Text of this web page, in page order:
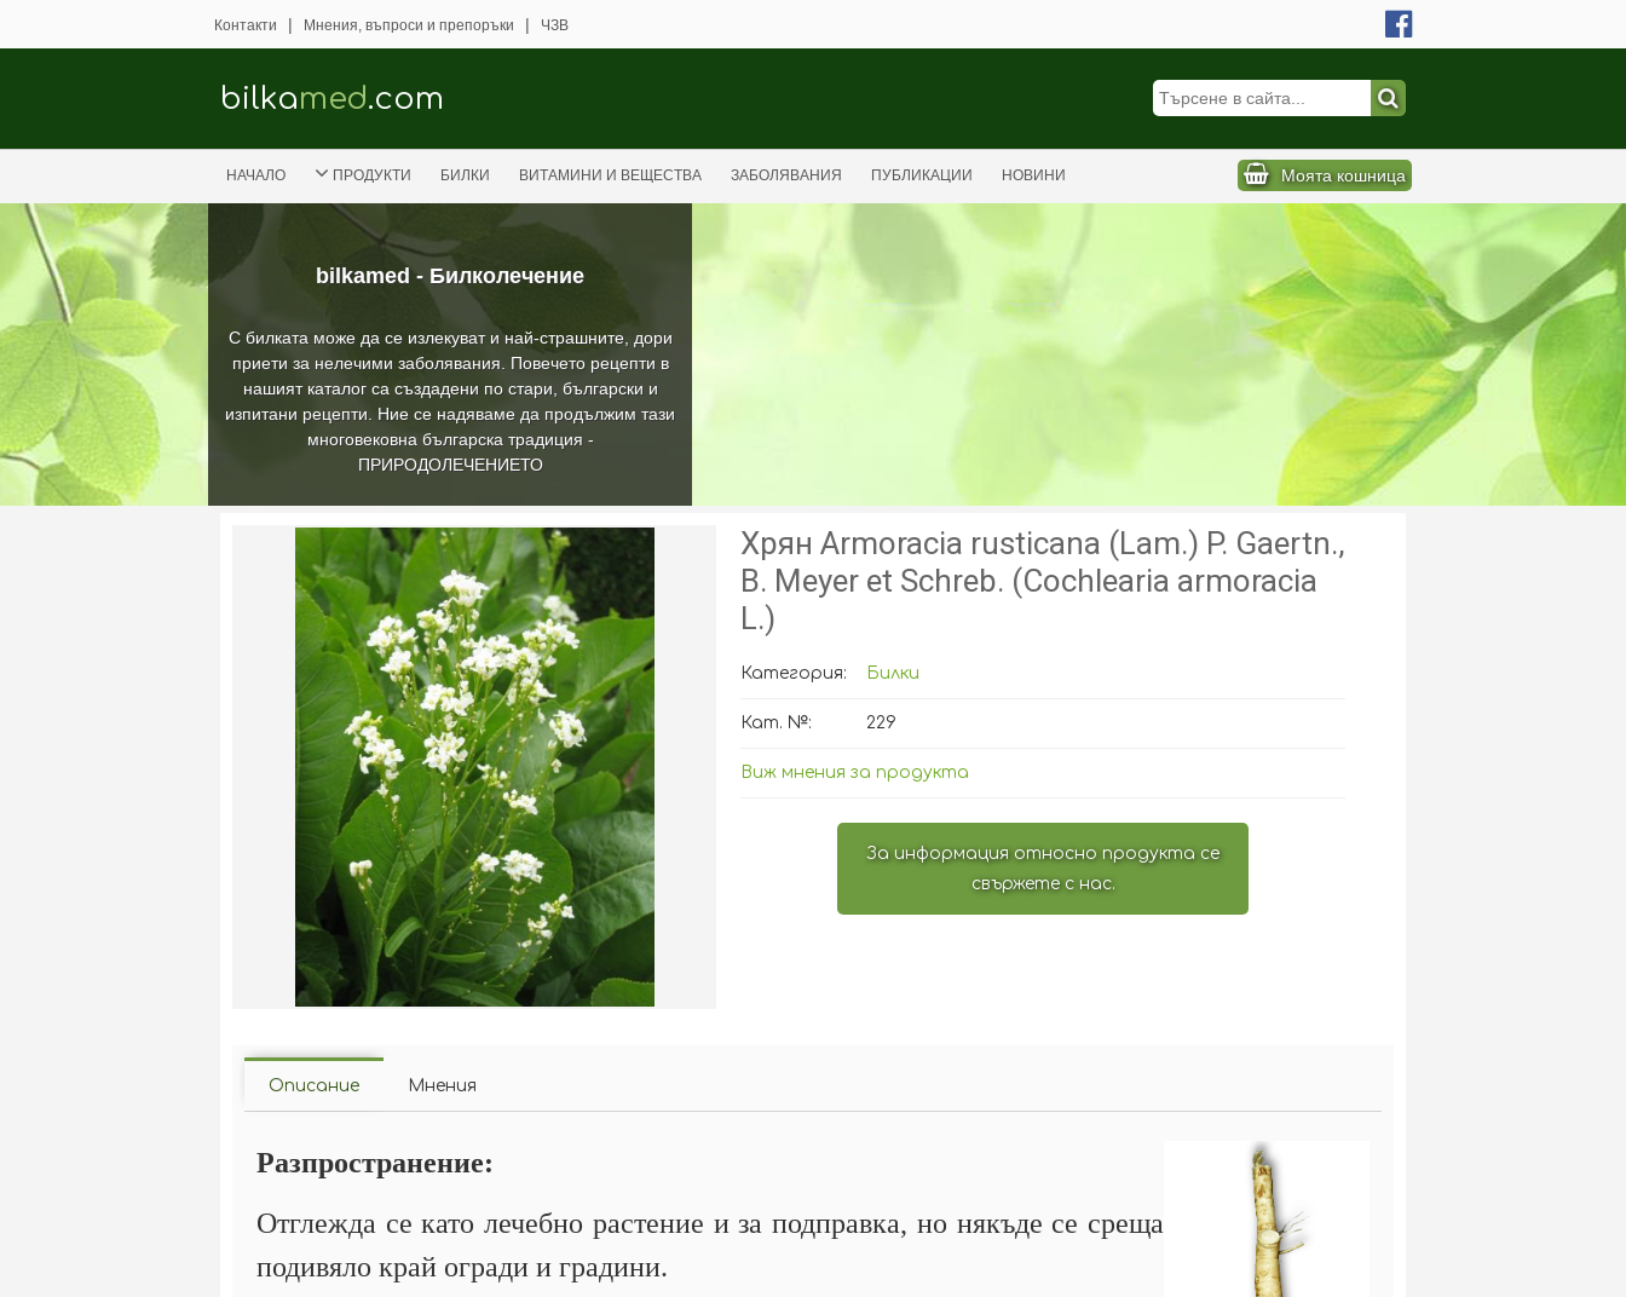
bilkamed - Билколечение
С билката може да се излекуват и най-страшните, дори
приети за нелечими заболявания. Повечето рецепти в
нашият каталог са създадени по стари, български и
изпитани рецепти. Ние се надяваме да продължим тази
многовековна българска традиция -
ПРИРОДОЛЕЧЕНИЕТО
Контакти | Мнения, въпроси и препоръки | ЧЗВ
bilkamed.com
НАЧАЛО ПРОДУКТИ БИЛКИ ВИТАМИНИ И ВЕЩЕСТВА ЗАБОЛЯВАНИЯ ПУБЛИКАЦИИ НОВИНИ Моята кошница
Хрян Armoracia rusticana (Lam.) P. Gaertn.,
В. Meyer et Schreb. (Cochlearia armoracia
L.)
Категория: Билки
Кат. №: 229
Виж мнения за продукта
За информация относно продукта се
свържете с нас.
Описание Мнения
Разпространение:
Отглежда се като лечебно растение и за подправка, но някъде се среща
подивяло край огради и градини.